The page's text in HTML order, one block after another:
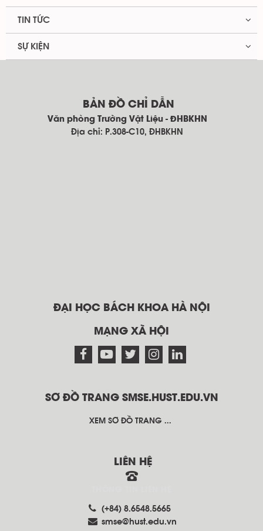
TIN TỨC
SỰ KIỆN
BẢN ĐỒ CHỈ DẪN
Văn phòng Trường Vật Liệu - ĐHBKHN
Địa chỉ: P.308-C10, ĐHBKHN
ĐẠI HỌC BÁCH KHOA HÀ NỘI
MẠNG XÃ HỘI
SƠ ĐỒ TRANG SMSE.HUST.EDU.VN
XEM SƠ ĐỒ TRANG ...
LIÊN HỆ
(+84) 8.6548.5665
smse@hust.edu.vn